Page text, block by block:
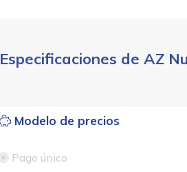
Especificaciones de AZ
Modelo de precios
Pago único